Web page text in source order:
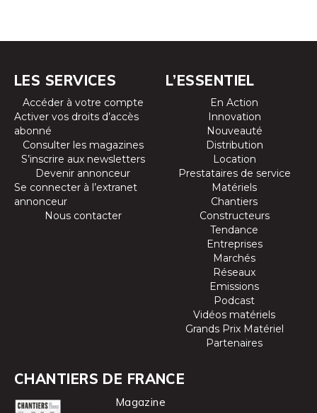
LES SERVICES
Accéder à votre compte
Activer vos droits d’accès
abonné
Consulter les magazines
S’inscrire aux newsletters
Devenir annonceur
Se connecter à l’extranet
annonceur
Nous contacter
L’ESSENTIEL
En Action
Innovation
Nouveauté
Distribution
Location
Prestataires de service
Matériels
Chantiers
Constructeurs
Tendance
Entreprises
Marchés
Réseaux
Emissions
Podcast
Vidéos matériels
Grands Prix Matériel
Partenaires
CHANTIERS DE FRANCE
Magazine